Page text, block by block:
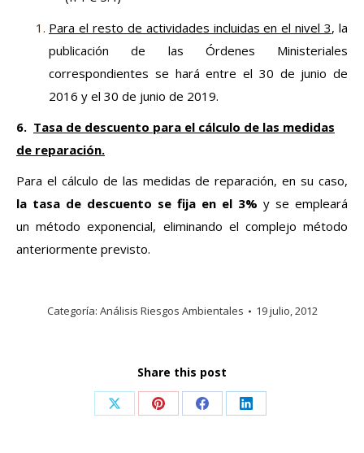
Para el resto de actividades incluidas en el nivel 3, la
publicación de las Órdenes Ministeriales
correspondientes se hará entre el 30 de junio de
2016 y el 30 de junio de 2019.
6. Tasa de descuento para el cálculo de las medidas
de reparación.
Para el cálculo de las medidas de reparación, en su caso,
la tasa de descuento se fija en el 3% y se empleará
un método exponencial, eliminando el complejo método
anteriormente previsto.
Categoría: Análisis Riesgos Ambientales 19 julio, 2012
Share this post
Share Share Share Share